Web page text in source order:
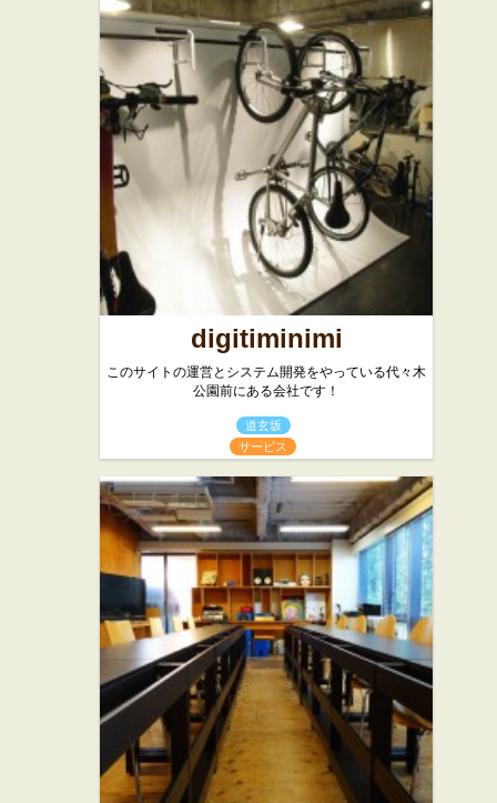
タイダイ
ニング ソ
イ7 代々木
八幡店 ★☆☆
アジア・エスニッ
三sun ★☆☆
バー・居酒屋
digitiminimi
このサイトの運営とシステム開発をやっている代々木
公園前にある会社です！
道玄坂
サービス